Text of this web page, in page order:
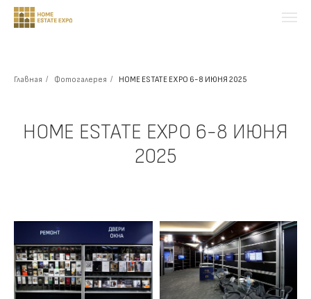
Главная / Фотогалерея / HOME ESTATE EXPO 6-8 ИЮНЯ 2025
HOME ESTATE EXPO 6-8 ИЮНЯ
2025